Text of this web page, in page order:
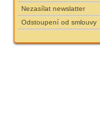
Nezasílat newslatter
Odstoupení od smlouvy